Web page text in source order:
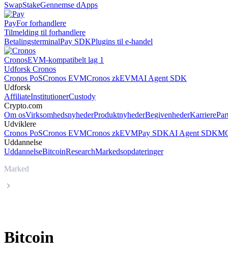
SwapStakeGennemse dApps
PayFor forhandlere
Tilmelding til forhandlere
BetalingsterminalPay SDKPlugins til e-handel
CronosEVM-kompatibelt lag 1
Udforsk Cronos
Cronos PoSCronos EVMCronos zkEVMAI Agent SDK
Udforsk
AffiliateInstitutionerCustody
Crypto.com
Om osVirksomhedsnyhederProduktnyhederBegivenhederKarriere
Udviklere
Cronos PoSCronos EVMCronos zkEVMPay SDKAI Agent SDK
Uddannelse
UddannelseBitcoinResearchMarkedsopdateringer
Marked
Bitcoin